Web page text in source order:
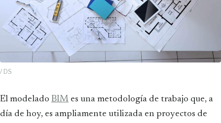
/ DS
El modelado BIM es una metodología de trabajo que, a
día de hoy, es ampliamente utilizada en proyectos de